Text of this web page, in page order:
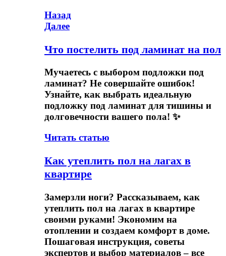
Навигация
по
записям
Предыдущая
запись
Назад
Следующая
Далее
Что постелить под ламинат на пол
Мучаетесь с выбором подложки под
ламинат? Не совершайте ошибок!
Узнайте, как выбрать идеальную
подложку под ламинат для тишины и
долговечности вашего пола! ✨
Читать статью
Как утеплить пол на лагах в
квартире
Замерзли ноги? Рассказываем, как
утеплить пол на лагах в квартире
своими руками! Экономим на
отоплении и создаем комфорт в доме.
Пошаговая инструкция, советы
экспертов и выбор материалов – все